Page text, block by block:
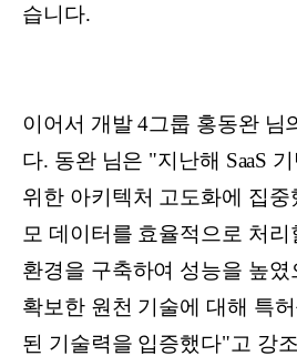
습니다.
이어서 개발 4그룹 홍동완 님
다. 동완 님은 "지난해 SaaS
위한 아키텍처 고도화에 집
모 데이터를 효율적으로 처
환경을 구축하여 성능을 높였
확보한 원천 기술에 대해 특
된 기술력을 입증했다"고 강